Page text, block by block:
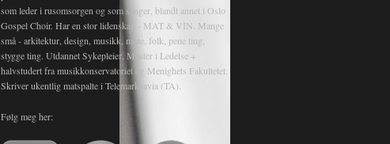
som leder i rusomsorgen og som sanger, blandt annet i Oslo
Gospel Choir. Har en stor lidenskap - MAT & VIN. Mange
små - arkitektur, design, musikk, mote, folk, pene ting,
stygge ting. Utdannet Sykepleier, Master i Ledelse +
halvstudert fra musikkonservatoriet og Menighets Fakultetet.
Skriver ukentlig matspalte i Telemarksavia (TA).
Følg meg her: